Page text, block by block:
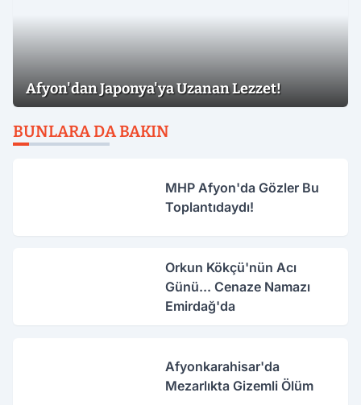
Afyon'dan Japonya'ya Uzanan Lezzet!
BUNLARA DA BAKIN
MHP Afyon'da Gözler Bu
Toplantıdaydı!
Orkun Kökçü'nün Acı
Günü... Cenaze Namazı
Emirdağ'da
Afyonkarahisar'da
Mezarlıkta Gizemli Ölüm